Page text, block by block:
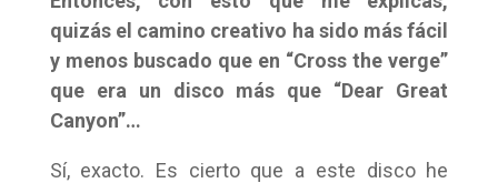
quizás el camino creativo ha sido más fácil
y menos buscado que en “Cross the verge”
que era un disco más que “Dear Great
Canyon”…
Sí, exacto. Es cierto que a este disco he